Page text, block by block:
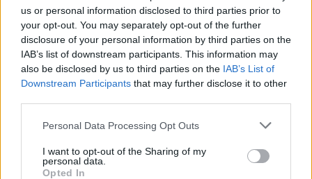
us or personal information disclosed to third parties prior to
your opt-out. You may separately opt-out of the further
disclosure of your personal information by third parties on the
IAB’s list of downstream participants. This information may
also be disclosed by us to third parties on the IAB’s List of
Downstream Participants that may further disclose it to other
Personal Data Processing Opt Outs
I want to opt-out of the Sharing of my
personal data.
Opted In
MATKAILU
Maailman eniten matkustaneet
valitsivat suosikkikohteensa –
yllättävä voittaja